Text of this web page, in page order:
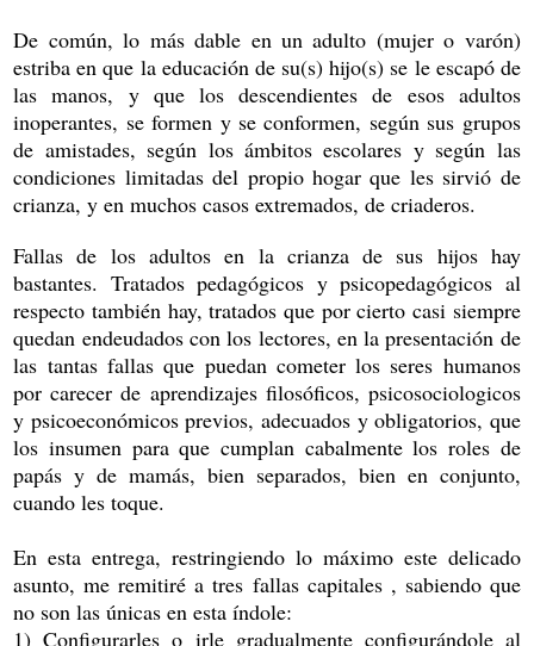
De común, lo más dable en un adulto (mujer o varón)
estriba en que la educación de su(s) hijo(s) se le escapó de
las manos, y que los descendientes de esos adultos
inoperantes, se formen y se conformen, según sus grupos
de amistades, según los ámbitos escolares y según las
condiciones limitadas del propio hogar que les sirvió de
crianza, y en muchos casos extremados, de criaderos.
Fallas de los adultos en la crianza de sus hijos hay
bastantes. Tratados pedagógicos y psicopedagógicos al
respecto también hay, tratados que por cierto casi siempre
quedan endeudados con los lectores, en la presentación de
las tantas fallas que puedan cometer los seres humanos
por carecer de aprendizajes filosóficos, psicosociologicos
y psicoeconómicos previos, adecuados y obligatorios, que
los insumen para que cumplan cabalmente los roles de
papás y de mamás, bien separados, bien en conjunto,
cuando les toque.
En esta entrega, restringiendo lo máximo este delicado
asunto, me remitiré a tres fallas capitales , sabiendo que
no son las únicas en esta índole:
1) Configurarles o irle gradualmente configurándole al